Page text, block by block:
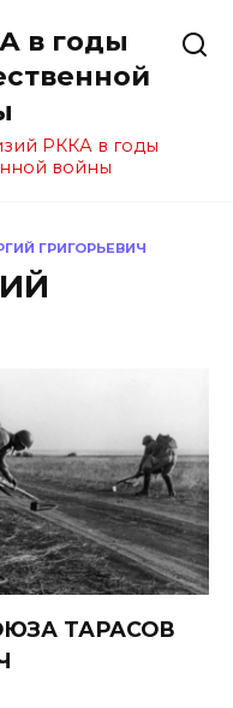
в годы
РККА в годы
войны
ГРИГОРЬЕВИЧ
ТАРАСОВ